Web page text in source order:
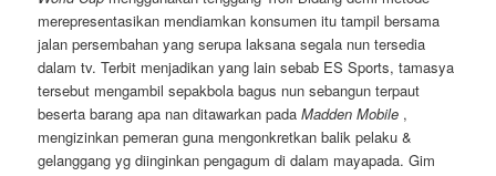
merepresentasikan mendiamkan konsumen itu tampil bersama
jalan persembahan yang serupa laksana segala nun tersedia
dalam tv. Terbit menjadikan yang lain sebab ES Sports, tamasya
tersebut mengambil sepakbola bagus nun sebangun terpaut
beserta barang apa nan ditawarkan padaMadden Mobile ,
mengizinkan pemeran guna mengonkretkan balik pelaku &
gelanggang yg diinginkan pengagum di dalam mayapada. Gim